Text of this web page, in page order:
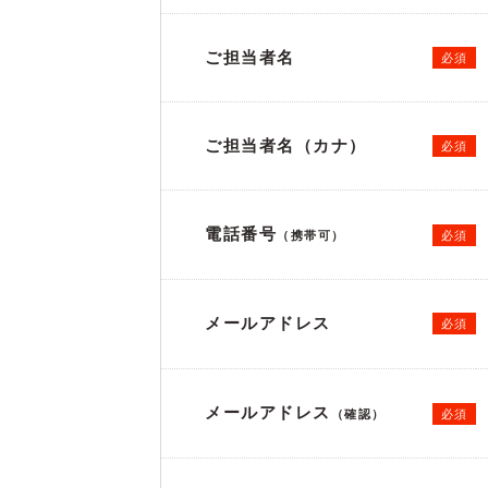
ご担当者名 必須
ご担当者名（カナ） 必須
電話番号 （携帯可） 必須
メールアドレス 必須
メールアドレス （確認） 必須